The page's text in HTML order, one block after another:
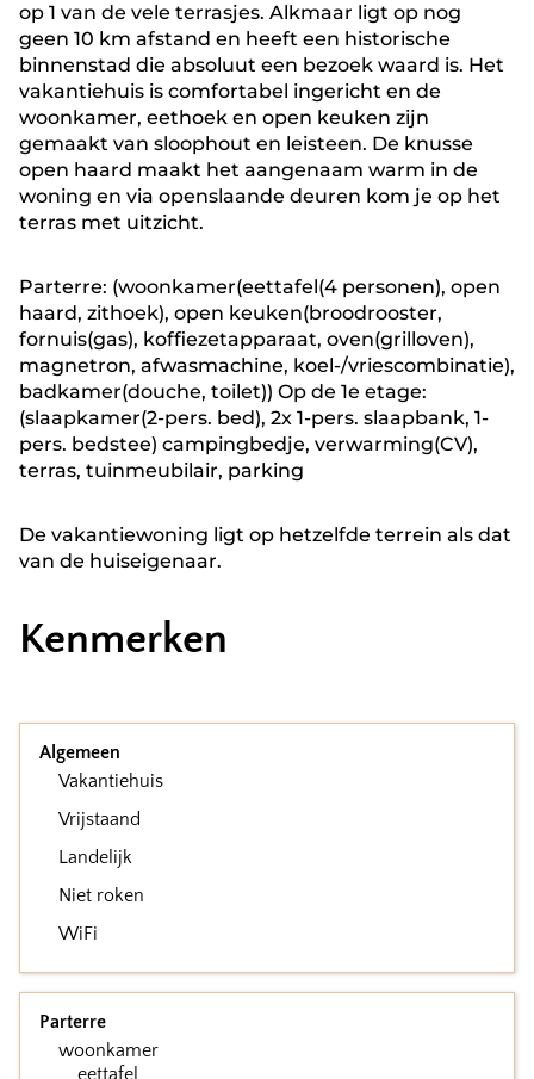
op 1 van de vele terrasjes. Alkmaar ligt op nog
geen 10 km afstand en heeft een historische
binnenstad die absoluut een bezoek waard is. Het
vakantiehuis is comfortabel ingericht en de
woonkamer, eethoek en open keuken zijn
gemaakt van sloophout en leisteen. De knusse
open haard maakt het aangenaam warm in de
woning en via openslaande deuren kom je op het
terras met uitzicht.
Parterre: (woonkamer(eettafel(4 personen), open
haard, zithoek), open keuken(broodrooster,
fornuis(gas), koffiezetapparaat, oven(grilloven),
magnetron, afwasmachine, koel-/vriescombinatie),
badkamer(douche, toilet)) Op de 1e etage:
(slaapkamer(2-pers. bed), 2x 1-pers. slaapbank, 1-
pers. bedstee) campingbedje, verwarming(CV),
terras, tuinmeubilair, parking
De vakantiewoning ligt op hetzelfde terrein als dat
van de huiseigenaar.
Kenmerken
Algemeen
Vakantiehuis
Vrijstaand
Landelijk
Niet roken
WiFi
Parterre
woonkamer
eettafel